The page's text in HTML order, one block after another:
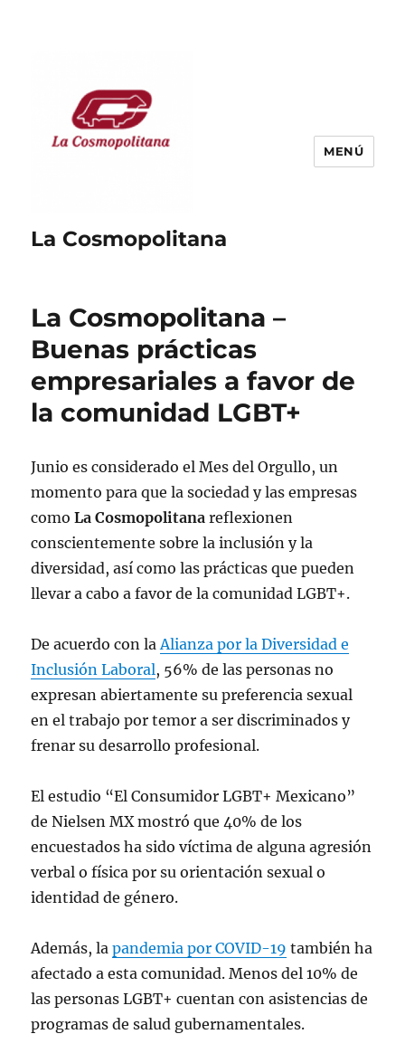
La Cosmopolitana
MENÚ
La Cosmopolitana –
Buenas prácticas
empresariales a favor de
la comunidad LGBT+
Junio es considerado el Mes del Orgullo, un
momento para que la sociedad y las empresas
comoLa Cosmopolitanareflexionen
conscientemente sobre la inclusión y la
diversidad, así como las prácticas que pueden
llevar a cabo a favor de la comunidad LGBT+.
De acuerdo con laAlianza por la Diversidad e
Inclusión Laboral, 56% de las personas no
expresan abiertamente su preferencia sexual
en el trabajo por temor a ser discriminados y
frenar su desarrollo profesional.
El estudio “El Consumidor LGBT+ Mexicano”
de Nielsen MX mostró que 40% de los
encuestados ha sido víctima de alguna agresión
verbal o física por su orientación sexual o
identidad de género.
Además, lapandemia por COVID-19 también ha
afectado a esta comunidad. Menos del 10% de
las personas LGBT+ cuentan con asistencias de
programas de salud gubernamentales.